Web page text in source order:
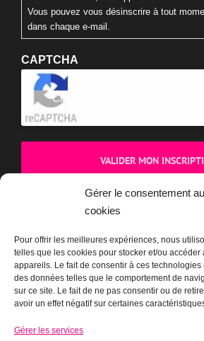
Gérer le consentement
cookies
Pour offrir les meilleures expériences, nous
telles que les cookies pour stocker et/ou accéder
appareils. Le fait de consentir à ces
des données telles que le comportement de
sur ce site. Le fait de ne pas consentir ou de
avoir un effet négatif sur certaines
Gérer les services
Vous pouvez vous désinscrire à tout
dans chaque e-mail.
CAPTCHA
Cliquez pour accepter la
BOUTIQUE